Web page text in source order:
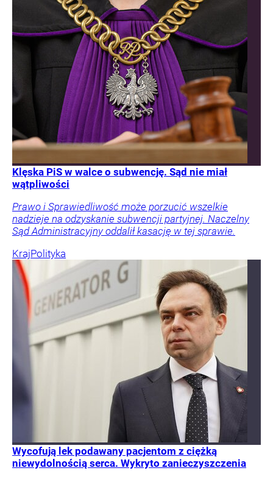
Klęska PiS w walce o subwencję. Sąd nie miał
wątpliwości
Prawo i Sprawiedliwość może porzucić wszelkie
nadzieje na odzyskanie subwencji partyjnej. Naczelny
Sąd Administracyjny oddalił kasację w tej sprawie.
KrajPolityka
Wycofują lek podawany pacjentom z ciężką
niewydolnością serca. Wykryto zanieczyszczenia